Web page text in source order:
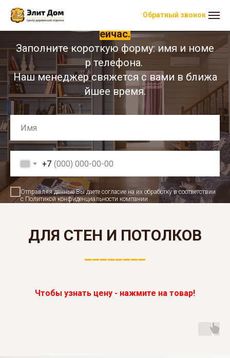
Обратный звонок
Закажите 3 бесплатных выкраса прямо с
ейчас.
Заполните короткую форму: имя и номе
р телефона.
Наш менеджер свяжется с вами в ближа
йшее время.
+7
Отправляя данные Вы даете согласие на их обработку в соответствии
с Политикой конфиденциальности компании
ДЛЯ СТЕН И ПОТОЛКОВ
________
Чтобы узнать цену - нажмите на товар!